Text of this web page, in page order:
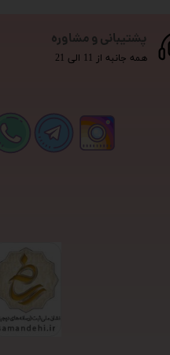
پشتیبانی و مشاوره
همه جانبه از 11 الی 21